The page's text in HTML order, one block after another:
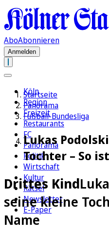
AboAbonnieren
Anmelden
Köln
Region
Freizeit
Restaurants
FC
Panorama
Politik
Wirtschaft
Kultur
Rätsel
Newsletter
E-Paper
Startseite
Panorama
Fußball-Bundesliga
Lukas
Tochter – So
Drittes Kind
seine kleine
Name